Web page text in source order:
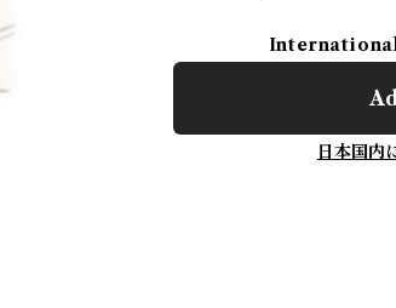
日本国内